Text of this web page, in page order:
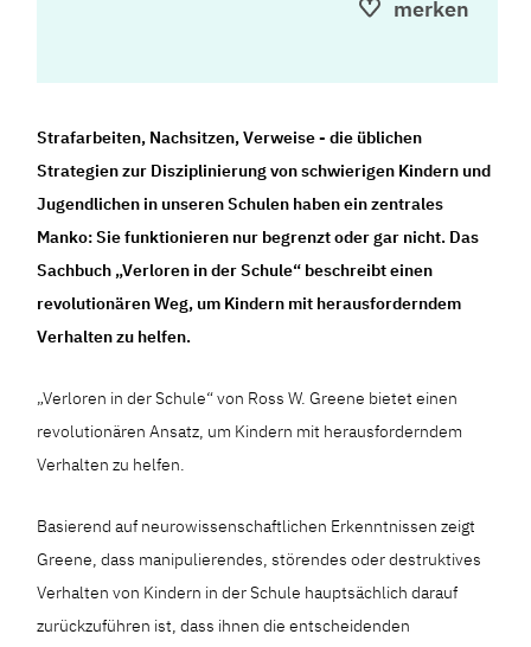
merken
Strafarbeiten, Nachsitzen, Verweise - die üblichen
Strategien zur Disziplinierung von schwierigen Kindern und
Jugendlichen in unseren Schulen haben ein zentrales
Manko: Sie funktionieren nur begrenzt oder gar nicht. Das
Sachbuch „Verloren in der Schule“ beschreibt einen
revolutionären Weg, um Kindern mit herausforderndem
Verhalten zu helfen.
„Verloren in der Schule“ von Ross W. Greene bietet einen
revolutionären Ansatz, um Kindern mit herausforderndem
Verhalten zu helfen.
Basierend auf neurowissenschaftlichen Erkenntnissen zeigt
Greene, dass manipulierendes, störendes oder destruktives
Verhalten von Kindern in der Schule hauptsächlich darauf
zurückzuführen ist, dass ihnen die entscheidenden